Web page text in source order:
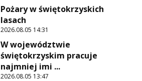
Pożary w świętokrzyskich
lasach
2026.08.05 14:31
W województwie
świętokrzyskim pracuje
najmniej imi ...
2026.08.05 13:47